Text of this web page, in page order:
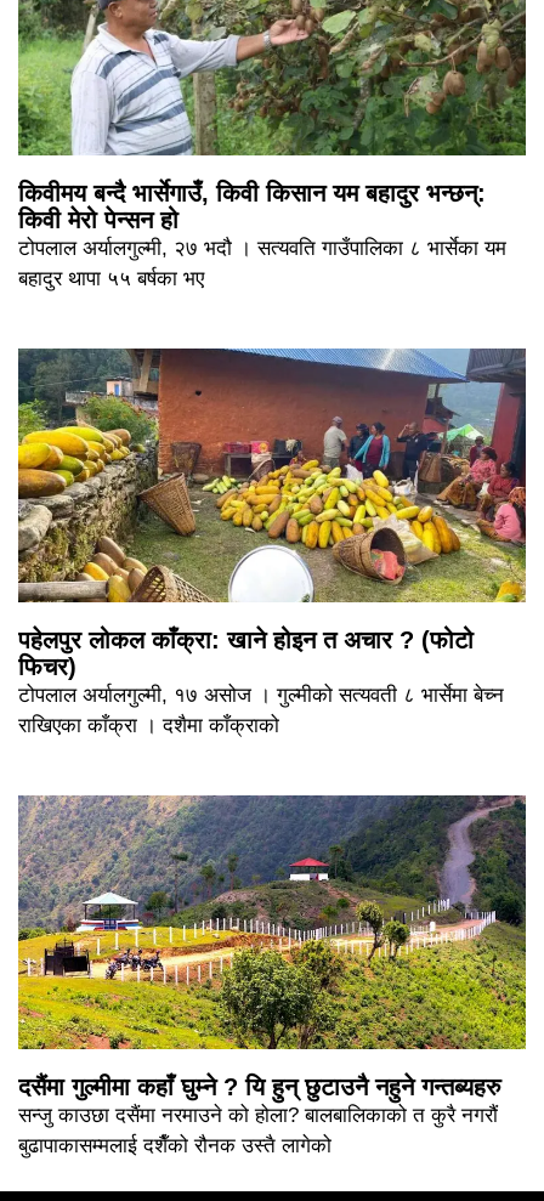
किवीमय बन्दै भार्सेगाउँ, किवी किसान यम बहादुर भन्छन्:
किवी मेरो पेन्सन हो
टोपलाल अर्यालगुल्मी, २७ भदौ । सत्यवति गाउँपालिका ८ भार्सेका यम
बहादुर थापा ५५ बर्षका भए
पहेलपुर लोकल काँक्रा: खाने होइन त अचार ? (फोटो
फिचर)
टोपलाल अर्यालगुल्मी, १७ असोज । गुल्मीको सत्यवती ८ भार्सेमा बेच्न
राखिएका काँक्रा । दशैमा काँक्राको
दसैंमा गुल्मीमा कहाँ घुम्ने ? यि हुन् छुटाउनै नहुने गन्तब्यहरु
सन्जु काउछा दसैंमा नरमाउने को होला? बालबालिकाको त कुरै नगरौं
बुढापाकासम्मलाई दशैँको रौनक उस्तै लागेको